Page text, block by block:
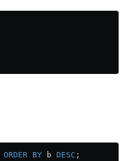
ORDER BY b DESC ;